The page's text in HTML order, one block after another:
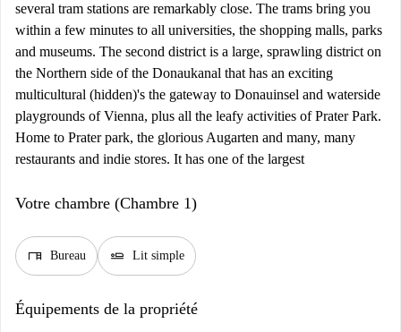
several tram stations are remarkably close. The trams bring you
within a few minutes to all universities, the shopping malls, parks
and museums. The second district is a large, sprawling district on
the Northern side of the Donaukanal that has an exciting
multicultural (hidden)'s the gateway to Donauinsel and waterside
playgrounds of Vienna, plus all the leafy activities of Prater Park.
Home to Prater park, the glorious Augarten and many, many
restaurants and indie stores. It has one of the largest
Votre chambre (Chambre 1)
desk Bureau airline_seat_flat Lit simple
Équipements de la propriété